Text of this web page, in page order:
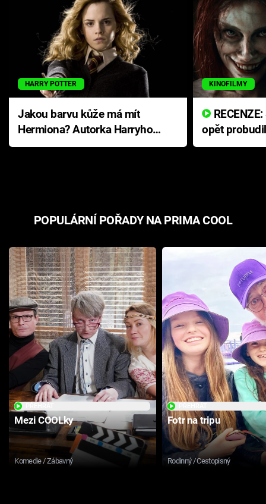
HARRY POTTER
Jakou barvu kůže má mít
Hermiona? Autorka Harryho
Pottera přišla s ráznou
KINOFILMY
opět
přichází s
POPULÁRNÍ POŘADY NA PRIMA COOL
Mezi COOLky
Komedie / Zábavný
Fotr na tripu
Rodinný / Cestopisný